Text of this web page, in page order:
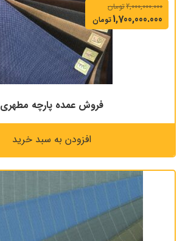
2,000,000.000تومان
1,700,000.000تومان
فروش عمده پارچه مطهری
افزودن به سبد خرید